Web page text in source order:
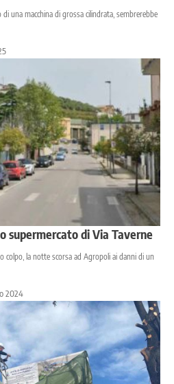
una macchina di grossa cilindrata, sembrerebbe
supermercato di Via Taverne
colpo, la notte scorsa ad Agropoli ai danni di un
2024